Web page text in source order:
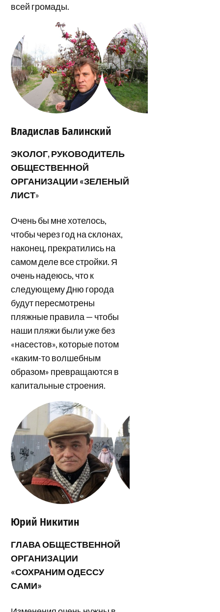
всей громады.
Владислав Балинский
ЭКОЛОГ, РУКОВОДИТЕЛЬ
ОБЩЕСТВЕННОЙ
ОРГАНИЗАЦИИ «ЗЕЛЕНЫЙ
ЛИСТ»
Очень бы мне хотелось,
чтобы через год на склонах,
наконец, прекратились на
самом деле все стройки. Я
очень надеюсь, что к
следующему Дню города
будут пересмотрены
пляжные правила — чтобы
наши пляжи были уже без
«насестов», которые потом
«каким-то волшебным
образом» превращаются в
капитальные строения.
Юрий Никитин
ГЛАВА ОБЩЕСТВЕННОЙ
ОРГАНИЗАЦИИ
«СОХРАНИМ ОДЕССУ
САМИ»